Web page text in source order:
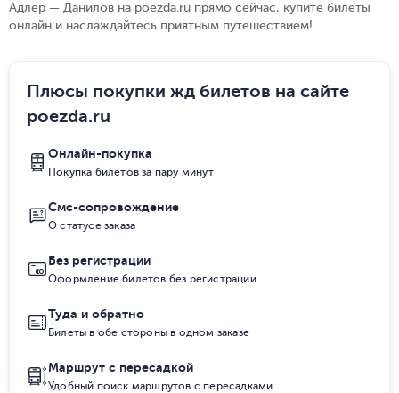
Адлер — Данилов на poezda.ru прямо сейчас, купите билеты
онлайн и наслаждайтесь приятным путешествием!
Плюсы покупки жд билетов на сайте
poezda.ru
Онлайн-покупка
Покупка билетов за пару минут
Смс-сопровождение
О статусе заказа
Без регистрации
Оформление билетов без регистрации
Туда и обратно
Билеты в обе стороны в одном заказе
Маршрут с пересадкой
Удобный поиск маршрутов с пересадками